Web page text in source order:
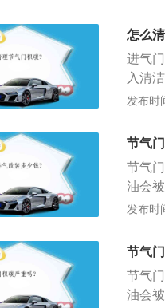
影响
理店
怎么
进气
入清
果，
更有
直接
拆下
发布时
节气
节气
油会
附在
时也
发布时
节气
节气
油会